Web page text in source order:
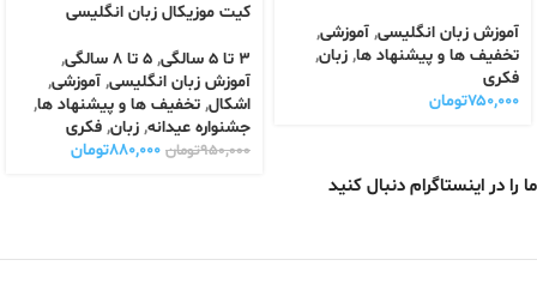
آموزش زبان انگلیسی, آموزشی,
تخفیف ها و پیشنهاد ها, زبان,
فکری
۷۵۰,۰۰۰تومان
کیت موزیکال زبان انگلیسی
3 تا 5 سالگی , 5 تا 8 سالگی
,
آموزش زبان انگلیسی, آموزشی,
اشکال, تخفیف ها و پیشنهاد ها,
جشنواره عیدانه, زبان, فکری
۹۵۰,۰۰۰تومان ۸۸۰,۰۰۰تومان
ما را در اینستاگرام دنبال کنید